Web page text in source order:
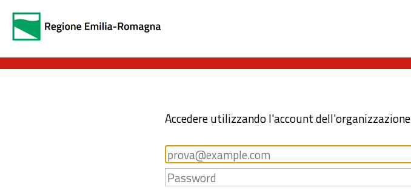
Accedere utilizzando l'account dell'organizzazione